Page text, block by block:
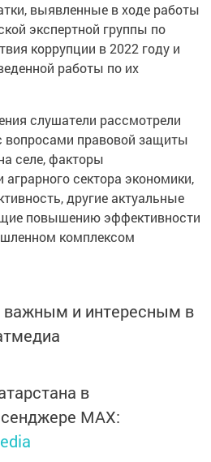
выявленные в ходе работы
экспертной группы по
коррупции в 2022 году и
работы по их
слушатели рассмотрели
вопросами правовой защиты
селе, факторы
аграрного сектора экономики,
другие актуальные
повышению эффективности
комплексом
и интересным в
в
MАХ: